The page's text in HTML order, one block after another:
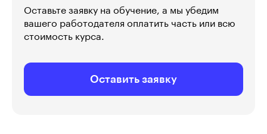
Оставьте заявку на обучение, а мы убедим
вашего работодателя оплатить часть или всю
стоимость курса.
Оставить заявку